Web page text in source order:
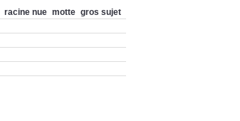
racine nue motte gros sujet